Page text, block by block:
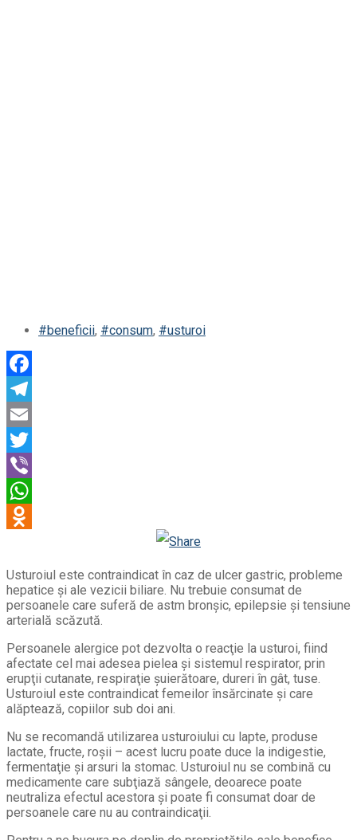
#beneficii, #consum, #usturoi
Odnoklassniki
Usturoiul este contraindicat în caz de ulcer gastric, probleme
hepatice şi ale vezicii biliare. Nu trebuie consumat de
persoanele care suferă de astm bronşic, epilepsie şi tensiune
arterială scăzută.
Persoanele alergice pot dezvolta o reacţie la usturoi, fiind
afectate cel mai adesea pielea şi sistemul respirator, prin
erupţii cutanate, respiraţie şuierătoare, dureri în gât, tuse.
Usturoiul este contraindicat femeilor însărcinate şi care
alăptează, copiilor sub doi ani.
Nu se recomandă utilizarea usturoiului cu lapte, produse
lactate, fructe, roşii – acest lucru poate duce la indigestie,
fermentaţie şi arsuri la stomac. Usturoiul nu se combină cu
medicamente care subţiază sângele, deoarece poate
neutraliza efectul acestora şi poate fi consumat doar de
persoanele care nu au contraindicaţii.